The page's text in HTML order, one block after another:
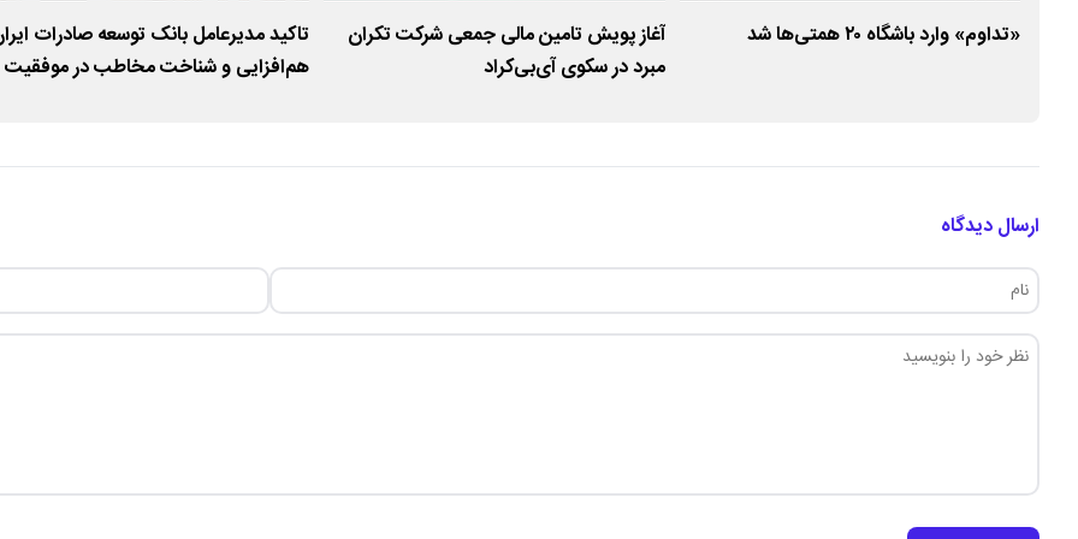
«تداوم» وارد باشگاه ۲۰ همتی‌ها شد
آغاز پویش تامین مالی جمعی شرکت تکران
مبرد در سکوی آی‌بی‌کراد
تاکید مدیرعامل بانک توسعه صادرات
هم‌افزایی و شناخت مخاطب در موفقیت
ارسال دیدگاه